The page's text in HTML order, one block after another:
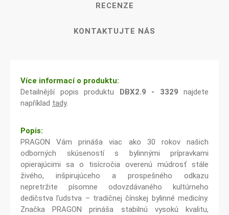
RECENZE
KONTAKTUJTE NÁS
Více informací o produktu:
Detailnější popis produktu DBX2.9 - 3329 najdete
například tady.
Popis:
PRAGON Vám prináša viac ako 30 rokov našich
odborných skúseností s bylinnými prípravkami
opierajúcimi sa o tisícročia overenú múdrosť stále
živého, inšpirujúceho a prospešného odkazu
nepretržite písomne odovzdávaného kultúrneho
dedičstva ľudstva – tradičnej čínskej bylinné medicíny.
Značka PRAGON prináša stabilnú vysokú kvalitu,